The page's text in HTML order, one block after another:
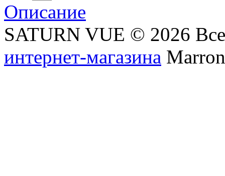
Описание
SATURN VUE © 2026
интернет-магазина